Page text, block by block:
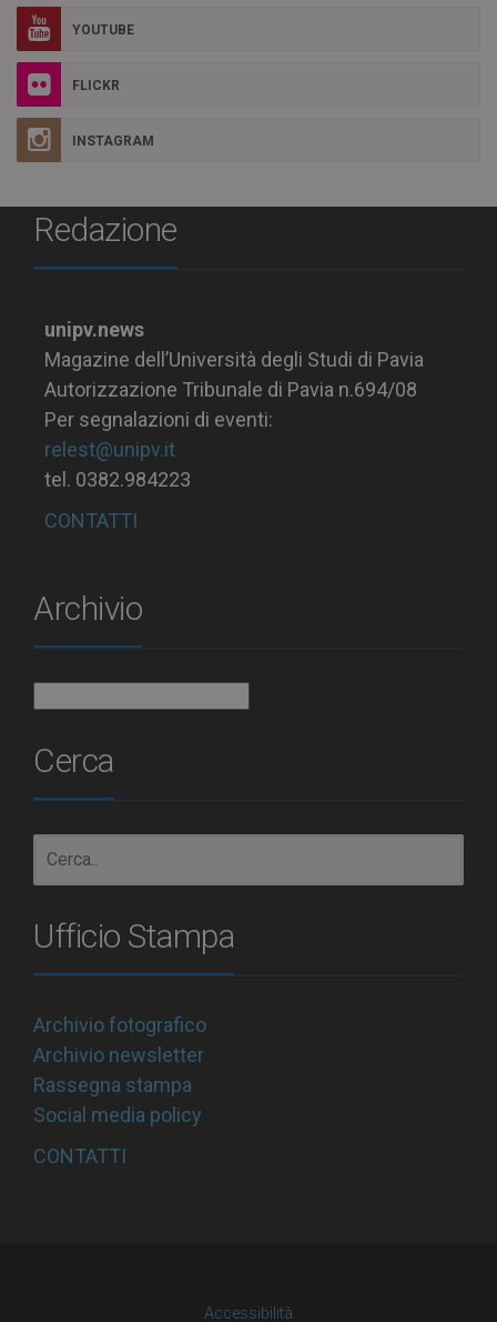
YOUTUBE
FLICKR
INSTAGRAM
Redazione
unipv.news
Magazine dell’Università degli Studi di Pavia
Autorizzazione Tribunale di Pavia n.694/08
Per segnalazioni di eventi:
relest@unipv.it
tel. 0382.984223
CONTATTI
Archivio
Cerca
Ufficio Stampa
Archivio fotografico
Archivio newsletter
Rassegna stampa
Social media policy
CONTATTI
Accessibilità